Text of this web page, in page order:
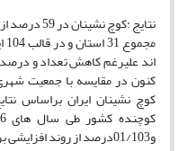
اند علیرغم کاهش تعداد و
کنون در مقایسه با جمعیت
کوچ نشینان ایران براساس
و01/103درصد از روند افزایشی برخوردار بوده است .